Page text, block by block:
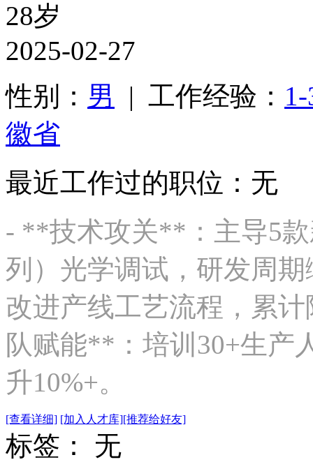
28岁
2025-02-27
性别： 男 | 工作经验：
徽省
最近工作过的职位：无
- **技术攻关**：主导5
列）光学调试，研发周
改进产线工艺流程，累
队赋能**：培训30+生产
升10%+。
[查看详细] [加入人才库][推荐给好友]
标签： 无